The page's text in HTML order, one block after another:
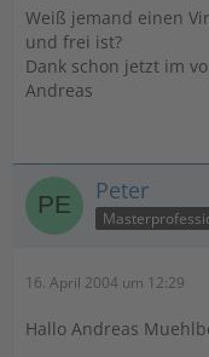
Weiß jemand einen
und frei ist?
Dank schon jetzt im
Andreas
Peter
16. April 2004 um 12:29
Hallo Andreas